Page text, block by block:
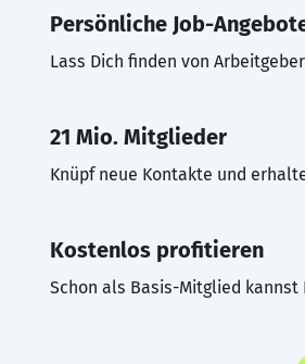
Persönliche Job-
Lass Dich finden von
21 Mio. Mitglieder
Knüpf neue Kontakte und
Kostenlos profitieren
Schon als Basis-Mitglied kannst